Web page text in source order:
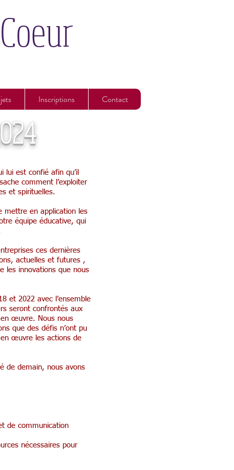
Inscriptions Contact
lui est confié afin qu’il
comment l’exploiter
et spirituelles.
mettre en application les
équipe éducative, qui
ces dernières
actuelles et futures ,
les innovations que nous
et 2022 avec l’ensemble
seront confrontés aux
œuvre. Nous nous
que des défis n’ont pu
œuvre les actions de
de demain, nous avons
de communication
nécessaires pour